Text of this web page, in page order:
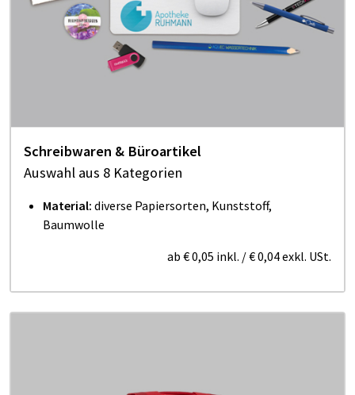
Schreibwaren & Büroartikel
Auswahl aus 8 Kategorien
Material: diverse Papiersorten, Kunststoff,
Baumwolle
ab € 0,05 inkl. /€ 0,04exkl. USt.